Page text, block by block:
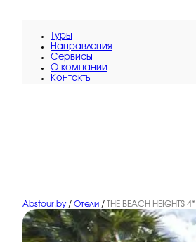
Туры
Направления
Сервисы
O компании
Контакты
Abstour.by / Отели / THE BEACH HEIGHTS 4*